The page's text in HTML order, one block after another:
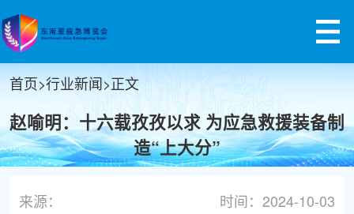
首页>行业新闻>正文
赵喻明：十六载孜孜以求 为应急救援装备制
造“上大分”
来源： 时间：2024-10-03